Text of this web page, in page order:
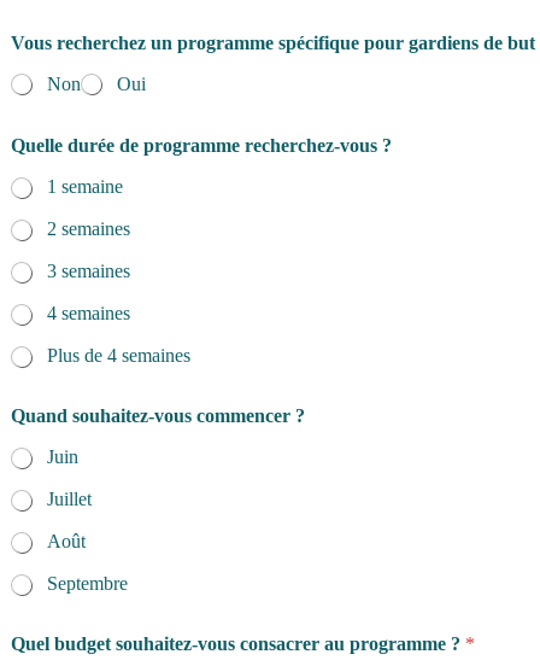
Vous recherchez un programme spécifique pour gardiens de but
Non
Oui
Quelle durée de programme recherchez-vous ?
1 semaine
2 semaines
3 semaines
4 semaines
Plus de 4 semaines
Quand souhaitez-vous commencer ?
Juin
Juillet
Août
Septembre
Quel budget souhaitez-vous consacrer au programme ? *